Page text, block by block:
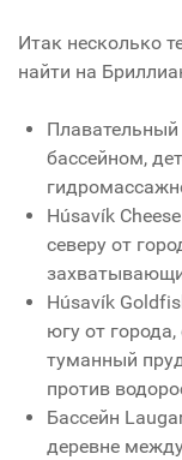
Итак несколько
найти на
Плавательный
бассейном,
Húsavík
северу от
Húsavík
югу от города,
туманный
против
Бассейн
деревне